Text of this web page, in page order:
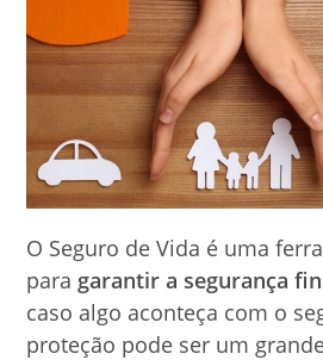
O Seguro de Vida é uma
para garantir a segurança
caso algo aconteça com o
proteção pode ser um